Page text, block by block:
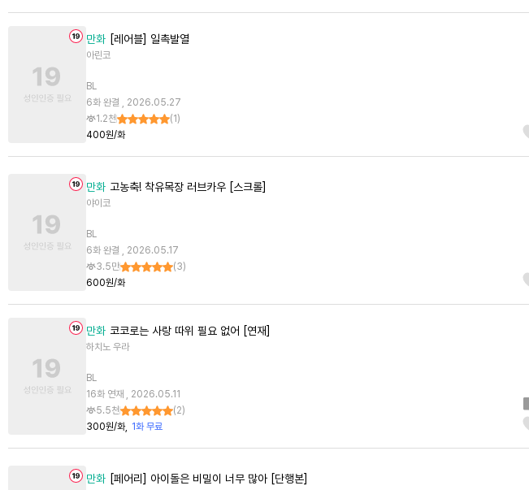
만화 [레어블] 일촉발열
아린코
BL
6화 완결 , 2026.05.27
1.2천
(1 )
400원/화
만화 고농축! 착유목장 러브카우 [스크롤]
야이코
BL
6화 완결 , 2026.05.17
3.5만
(3)
600원/화
만화 코코로는 사랑 따위 필요 없어 [연재]
하치노 우라
BL
16화 연재 , 2026.05.11
5.5천
(2)
300원/화
1화 무료
만화 [페어리] 아이돌은 비밀이 너무 많아 [단행본]